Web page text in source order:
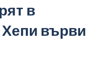
в
Хепи върви